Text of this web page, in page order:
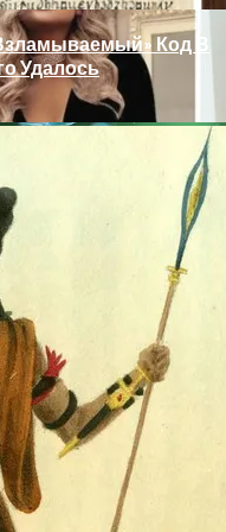
Какой Цвет
В 2026 Году По
Код В
Удалось